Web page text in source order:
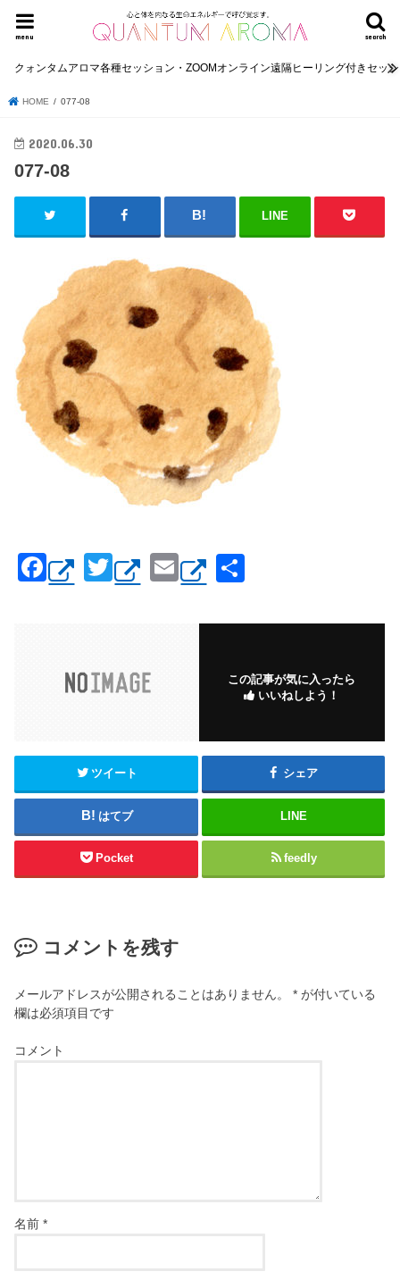
search
menu
クォンタムアロマ各種セッション・ZOOMオンライン遠隔ヒーリング付きセッ
HOME 077-08
2020.06.30
077-08
LINE
F
a
T
wi
E
m
ail
この記事が気に入ったら
いいねしよう！
ツイート シェア
はてブ LINE
Pocket feedly
コメントを残す
メールアドレスが公開されることはありません。 * が付いている
欄は必須項目です
コメント
名前*